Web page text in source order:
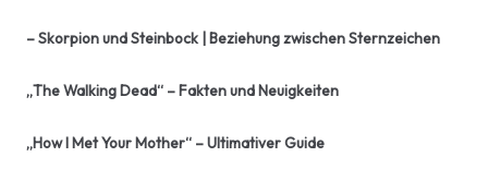
– Skorpion und Steinbock | Beziehung zwischen Sternzeichen
„The Walking Dead“ – Fakten und Neuigkeiten
„How I Met Your Mother“ – Ultimativer Guide